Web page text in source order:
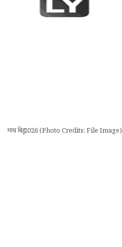
माघ बिहू 2026 (Photo Credits: File Image)